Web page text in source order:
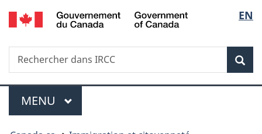
Passer
au
Passer
à
du
Passer
à
simplifiée
de
la
EN
Recherche
Rechercher
dans
Menu
MENU PRINCIPAL
Vous